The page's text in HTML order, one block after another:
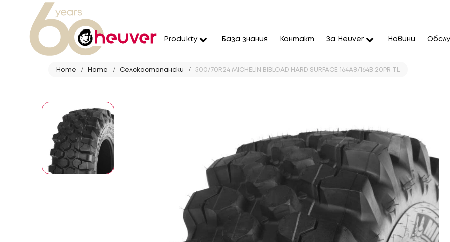
Produkty База знания Контакт За Heuver Новини
Home Home Селскостопански 500/70R24 MICHELIN BIBLOAD HARD SURFACE 164A8/164B 20PR TL